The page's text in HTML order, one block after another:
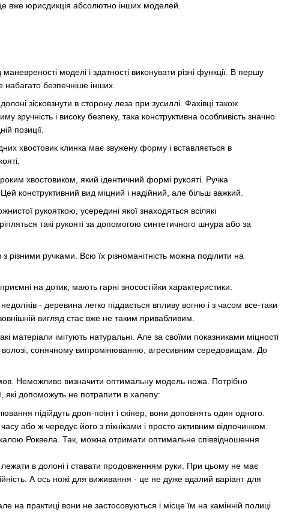
вже юрисдикція абсолютно інших моделей.
моделі і здатності виконувати різні функції. В першу
безпечніше інших.
зісковзнути в сторону леза при зусиллі. Фахівці також
і високу безпеку, така конструктивна особливість значно
позиції.
хвостовик клинка має звужену форму і вставляється в
хвостовиком, який ідентичний формі рукояті. Ручка
конструктивний вид міцний і надійний, але більш важкий.
рукояткою, усередині якої знаходяться всілякі
такі рукояті за допомогою синтетичного шнура або за
різними ручками. Всю їх різноманітність можна поділити на
на дотик, мають гарні зносостійки характеристики.
- деревина легко піддається впливу вогню і з часом все-таки
вигляд стає вже не таким привабливим.
матеріали імітують натуральні. Але за своїми показниками міцності
волозі, сонячному випромінюванню, агресивним середовищам. До
Неможливо визначити оптимальну модель ножа. Потрібно
які допоможуть не потрапити в халепу:
підійдуть дроп-поінт і скінер, вони доповнять один одного.
або ж чередує його з пікніками і просто активним відпочинком.
Роквела. Так, можна отримати оптимальне співвідношення
лежати в долоні і ставати продовженням руки. При цьому не має
А ось ножі для виживання - це не дуже вдалий варіант для
на практиці вони не застосовуються і місце їм на камінній полиці